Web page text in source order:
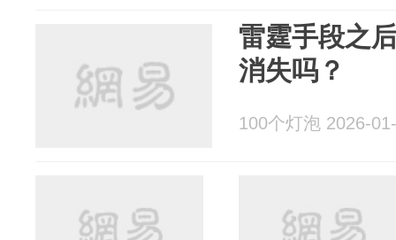
雷霆手段之
消失吗？
100个灯泡 2026-